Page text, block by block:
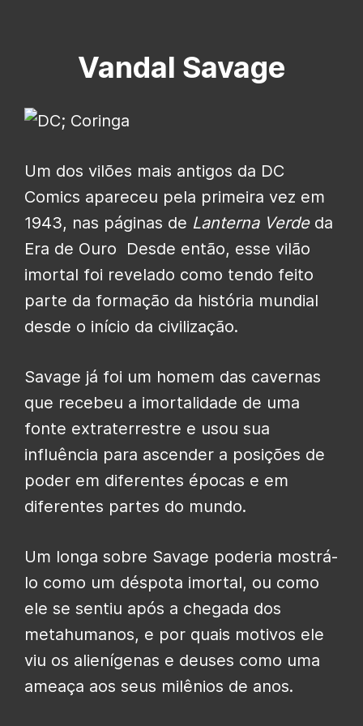
Vandal Savage
Um dos vilões mais antigos da DC
Comics apareceu pela primeira vez em
1943, nas páginas de Lanterna Verde da
Era de Ouro Desde então, esse vilão
imortal foi revelado como tendo feito
parte da formação da história mundial
desde o início da civilização.
Savage já foi um homem das cavernas
que recebeu a imortalidade de uma
fonte extraterrestre e usou sua
influência para ascender a posições de
poder em diferentes épocas e em
diferentes partes do mundo.
Um longa sobre Savage poderia mostrá-
lo como um déspota imortal, ou como
ele se sentiu após a chegada dos
metahumanos, e por quais motivos ele
viu os alienígenas e deuses como uma
ameaça aos seus milênios de anos.